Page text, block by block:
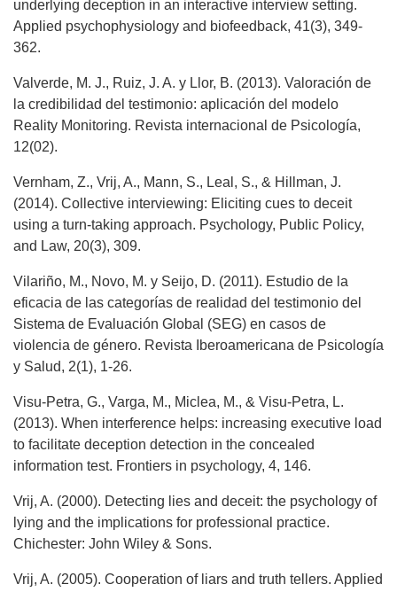
underlying deception in an interactive interview setting.
Applied psychophysiology and biofeedback, 41(3), 349-
362.
Valverde, M. J., Ruiz, J. A. y Llor, B. (2013). Valoración de
la credibilidad del testimonio: aplicación del modelo
Reality Monitoring. Revista internacional de Psicología,
12(02).
Vernham, Z., Vrij, A., Mann, S., Leal, S., & Hillman, J.
(2014). Collective interviewing: Eliciting cues to deceit
using a turn-taking approach. Psychology, Public Policy,
and Law, 20(3), 309.
Vilariño, M., Novo, M. y Seijo, D. (2011). Estudio de la
eficacia de las categorías de realidad del testimonio del
Sistema de Evaluación Global (SEG) en casos de
violencia de género. Revista Iberoamericana de Psicología
y Salud, 2(1), 1-26.
Visu-Petra, G., Varga, M., Miclea, M., & Visu-Petra, L.
(2013). When interference helps: increasing executive load
to facilitate deception detection in the concealed
information test. Frontiers in psychology, 4, 146.
Vrij, A. (2000). Detecting lies and deceit: the psychology of
lying and the implications for professional practice.
Chichester: John Wiley & Sons.
Vrij, A. (2005). Cooperation of liars and truth tellers. Applied